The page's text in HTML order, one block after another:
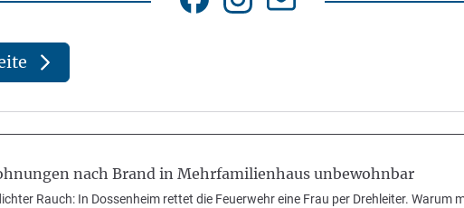
nach Brand in Mehrfamilienhaus unbewohnbar
Rauch: In Dossenheim rettet die Feuerwehr eine Frau per Drehleiter.